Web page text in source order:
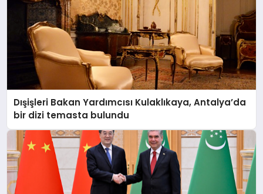
Dışişleri Bakan Yardımcısı Kulaklıkaya, Antalya’da
bir dizi temasta bulundu